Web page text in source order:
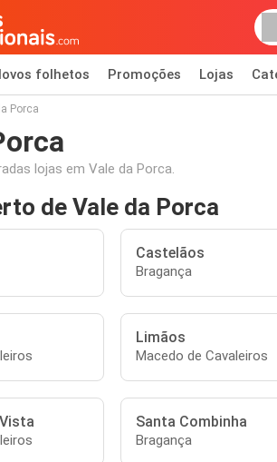
folhetos Promoções Lojas
Porca
lojas em Vale da Porca.
de Vale da Porca
Castelãos
Bragança
Limãos
Macedo de Cavaleiros
Santa Combinha
Bragança